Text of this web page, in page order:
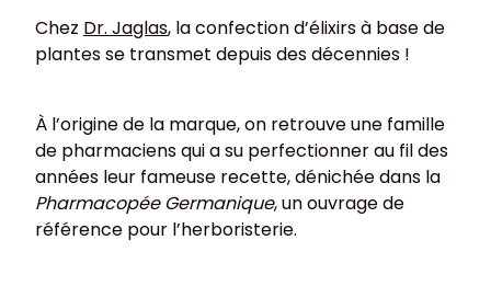
Chez Dr. Jaglas, la confection d’élixirs à base de
plantes se transmet depuis des décennies !
À l’origine de la marque, on retrouve une famille
de pharmaciens qui a su perfectionner au fil des
années leur fameuse recette, dénichée dans la
Pharmacopée Germanique, un ouvrage de
référence pour l’herboristerie.